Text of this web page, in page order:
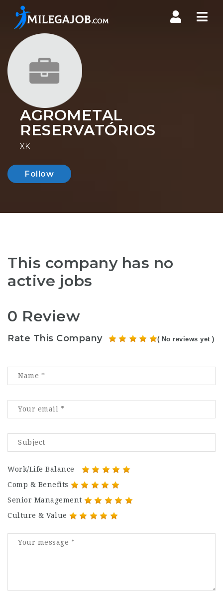
AGROMETAL
RESERVATÓRIOS
XK
Follow
This company has no
active jobs
0 Review
Rate This Company ( No reviews yet )
Work/Life Balance
Comp & Benefits
Senior Management
Culture & Value